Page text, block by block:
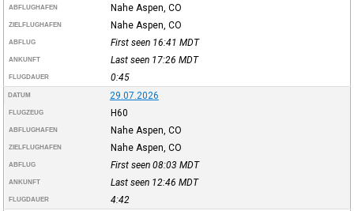
ABFLUGHAFEN Nahe Aspen, CO
ZIELFLUGHAFEN Nahe Aspen, CO
ABFLUG First seen 16:41 MDT
ANKUNFT Last seen 17:26 MDT
FLUGDAUER 0:45
DATUM 29.07.2026
FLUGZEUG H60
ABFLUGHAFEN Nahe Aspen, CO
ZIELFLUGHAFEN Nahe Aspen, CO
ABFLUG First seen 08:03 MDT
ANKUNFT Last seen 12:46 MDT
FLUGDAUER 4:42